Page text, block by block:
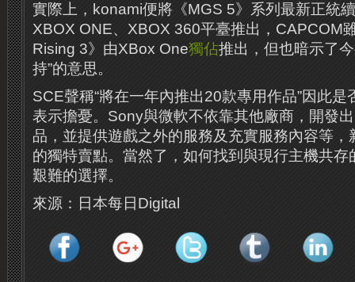
實際上，konami便將《MGS 5》系列最新正統
XBOX ONE、XBOX 360平臺推出，CAPCOM
Rising 3》由XBox One獨佔推出，但也暗示了
持”的意思。
SCE聲稱“將在一年內推出20款專用作品”因此
表示擔憂。Sony與微軟不依靠其他廠商，開發
品，並提供遊戲之外的服務及充實服務內容等
的獨特賣點。當然了，如何找到與現行主機共
艱難的選擇。
來源：日本每日Digital